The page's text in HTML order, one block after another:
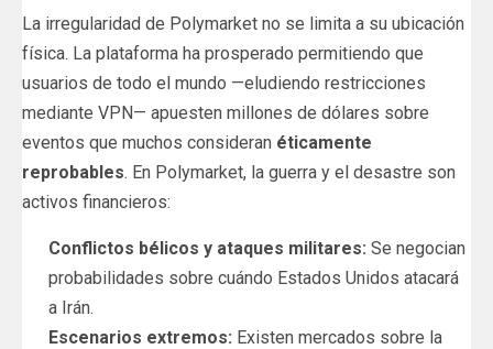
La irregularidad de Polymarket no se limita a su ubicación
física. La plataforma ha prosperado permitiendo que
usuarios de todo el mundo —eludiendo restricciones
mediante VPN— apuesten millones de dólares sobre
eventos que muchos consideran éticamente
reprobables. En Polymarket, la guerra y el desastre son
activos financieros:
Conflictos bélicos y ataques militares: Se negocian
probabilidades sobre cuándo Estados Unidos atacará
a Irán.
Escenarios extremos: Existen mercados sobre la